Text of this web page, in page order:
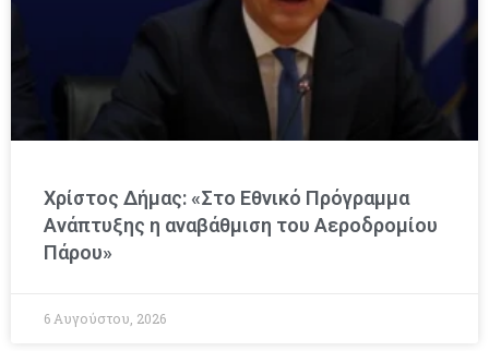
Χρίστος Δήμας: «Στο Εθνικό Πρόγραμμα
Ανάπτυξης η αναβάθμιση του Αεροδρομίου
Πάρου»
6 Αυγούστου, 2026